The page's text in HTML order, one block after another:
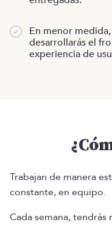
En menor
desarrollarás el
experiencia de
Trabajan de manera
constante, en equipo.
Cada semana, tendrás